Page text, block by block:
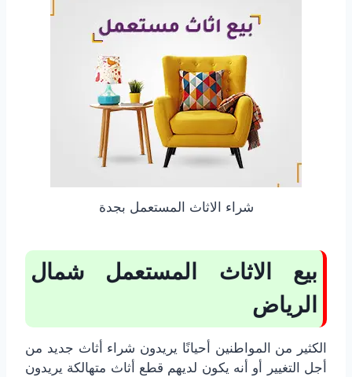
شراء الاثاث المستعمل بجدة
بيع الاثاث المستعمل شمال
الرياض
الكثير من المواطنين أحيانًا يريدون شراء أثاث جديد من
أجل التغيير أو أنه يكون لديهم قطع أثاث متهالكة يريدون